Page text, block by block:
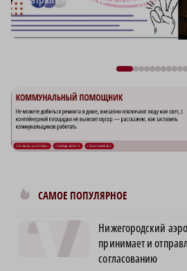
САМОЕ ПОПУЛЯРНОЕ
Нижегородский
принимает и
согласованию